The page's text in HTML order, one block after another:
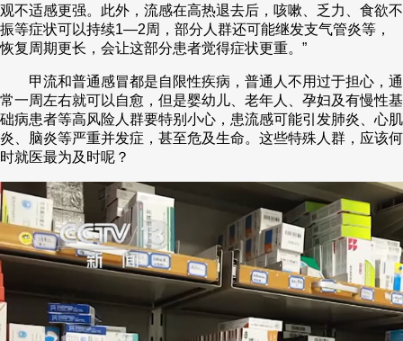
观不适感更强。此外，流感在高热退去后，咳嗽、乏力、食欲不
振等症状可以持续1—2周，部分人群还可能继发支气管炎等，
恢复周期更长，会让这部分患者觉得症状更重。”
甲流和普通感冒都是自限性疾病，普通人不用过于担心，通
常一周左右就可以自愈，但是婴幼儿、老年人、孕妇及有慢性基
础病患者等高风险人群要特别小心，患流感可能引发肺炎、心肌
炎、脑炎等严重并发症，甚至危及生命。这些特殊人群，应该何
时就医最为及时呢？